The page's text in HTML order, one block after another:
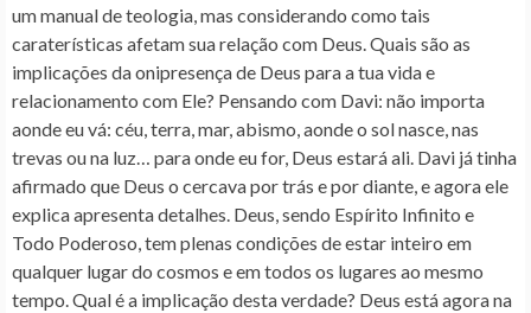
um manual de teologia, mas considerando como tais
caraterísticas afetam sua relação com Deus.Quais são as
implicações da onipresença de Deus para a tua vida e
relacionamento com Ele? Pensando com Davi: não importa
aonde eu vá: céu, terra, mar, abismo, aonde o sol nasce, nas
trevas ou na luz… para onde eu for, Deus estará ali. Davi já tinha
afirmado que Deus o cercava por trás e por diante, e agora ele
explica apresenta detalhes. Deus, sendo Espírito Infinito e
Todo Poderoso, tem plenas condições de estar inteiro em
qualquer lugar do cosmos e em todos os lugares ao mesmo
tempo. Qual é a implicação desta verdade? Deus está agora na